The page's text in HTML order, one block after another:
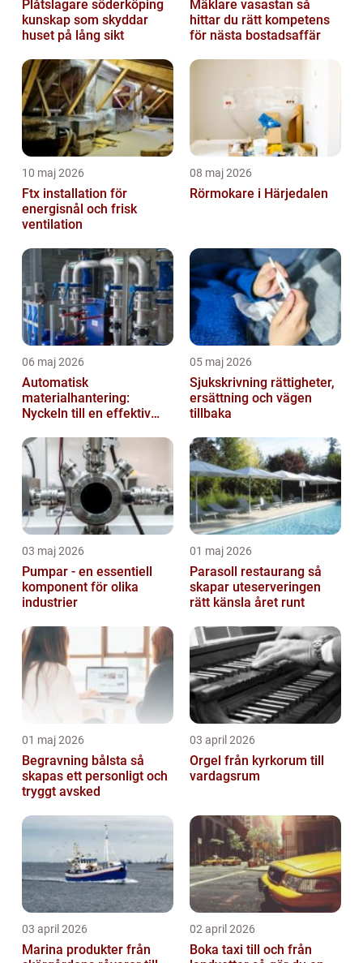
Plåtslagare söderköping
kunskap som skyddar
huset på lång sikt
Mäklare vasastan så
hittar du rätt kompetens
för nästa bostadsaffär
10 maj 2026
Ftx installation för
energisnål och frisk
ventilation
08 maj 2026
Rörmokare i Härjedalen
06 maj 2026
Automatisk
materialhantering:
Nyckeln till en effektiv
05 maj 2026
Sjukskrivning rättigheter,
ersättning och vägen
tillbaka
03 maj 2026
Pumpar - en essentiell
komponent för olika
industrier
01 maj 2026
Parasoll restaurang så
skapar uteserveringen
rätt känsla året runt
01 maj 2026
Begravning bålsta så
skapas ett personligt och
tryggt avsked
03 april 2026
Orgel från kyrkorum till
vardagsrum
03 april 2026
Marina produkter från
02 april 2026
Boka taxi till och från